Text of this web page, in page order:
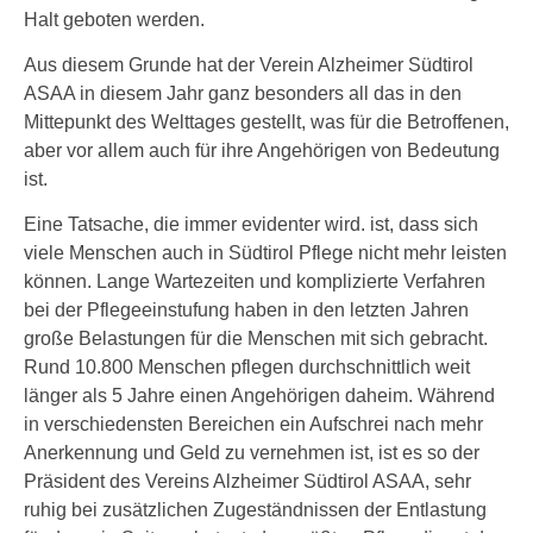
Halt geboten werden.
Aus diesem Grunde hat der Verein Alzheimer Südtirol
ASAA in diesem Jahr ganz besonders all das in den
Mittepunkt des Welttages gestellt, was für die Betroffenen,
aber vor allem auch für ihre Angehörigen von Bedeutung
ist.
Eine Tatsache, die immer evidenter wird. ist, dass sich
viele Menschen auch in Südtirol Pflege nicht mehr leisten
können. Lange Wartezeiten und komplizierte Verfahren
bei der Pflegeeinstufung haben in den letzten Jahren
große Belastungen für die Menschen mit sich gebracht.
Rund 10.800 Menschen pflegen durchschnittlich weit
länger als 5 Jahre einen Angehörigen daheim. Während
in verschiedensten Bereichen ein Aufschrei nach mehr
Anerkennung und Geld zu vernehmen ist, ist es so der
Präsident des Vereins Alzheimer Südtirol ASAA, sehr
ruhig bei zusätzlichen Zugeständnissen der Entlastung